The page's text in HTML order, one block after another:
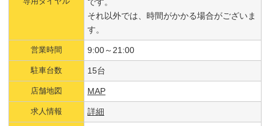
それ以外では、時間がかかる場合がございま
す。
営業時間 9:00～21:00
駐車台数 15台
店舗地図 MAP
求人情報 詳細